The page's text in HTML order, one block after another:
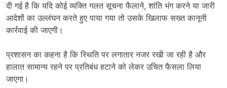
दी गई है कि यदि कोई व्यक्ति गलत सूचना फैलाने, शांति भंग करने या जारी
आदेशों का उल्लंघन करते हुए पाया गया तो उसके खिलाफ सख्त कानूनी
कार्रवाई की जाएगी।
प्रशासन का कहना है कि स्थिति पर लगातार नजर रखी जा रही है और
हालात सामान्य रहने पर प्रतिबंध हटाने को लेकर उचित फैसला लिया
जाएगा।